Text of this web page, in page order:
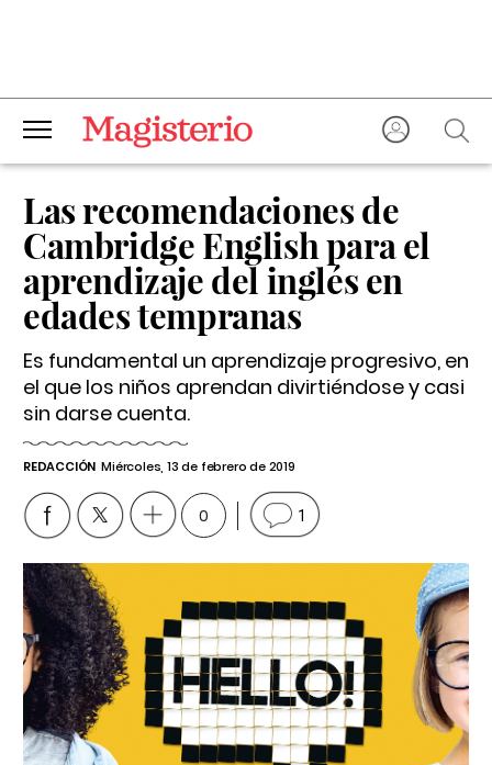
Las recomendaciones de
Cambridge English para el
aprendizaje del inglés en
edades tempranas
Es fundamental un aprendizaje progresivo, en
el que los niños aprendan divirtiéndose y casi
sin darse cuenta.
REDACCIÓN Miércoles, 13 de febrero de 2019
0 1